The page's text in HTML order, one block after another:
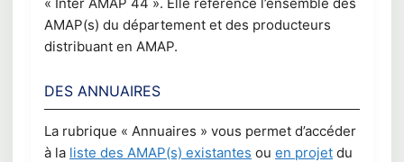
AMAP(s) du département et des producteurs
distribuant en AMAP.
DES ANNUAIRES
La rubrique « Annuaires » vous permet d’accéder
à la liste des AMAP(s) existantes ou en projet du